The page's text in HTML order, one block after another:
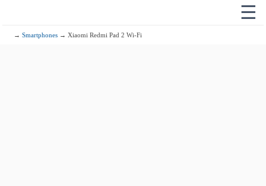
☰
→Smartphones → Xiaomi Redmi Pad 2 Wi-Fi